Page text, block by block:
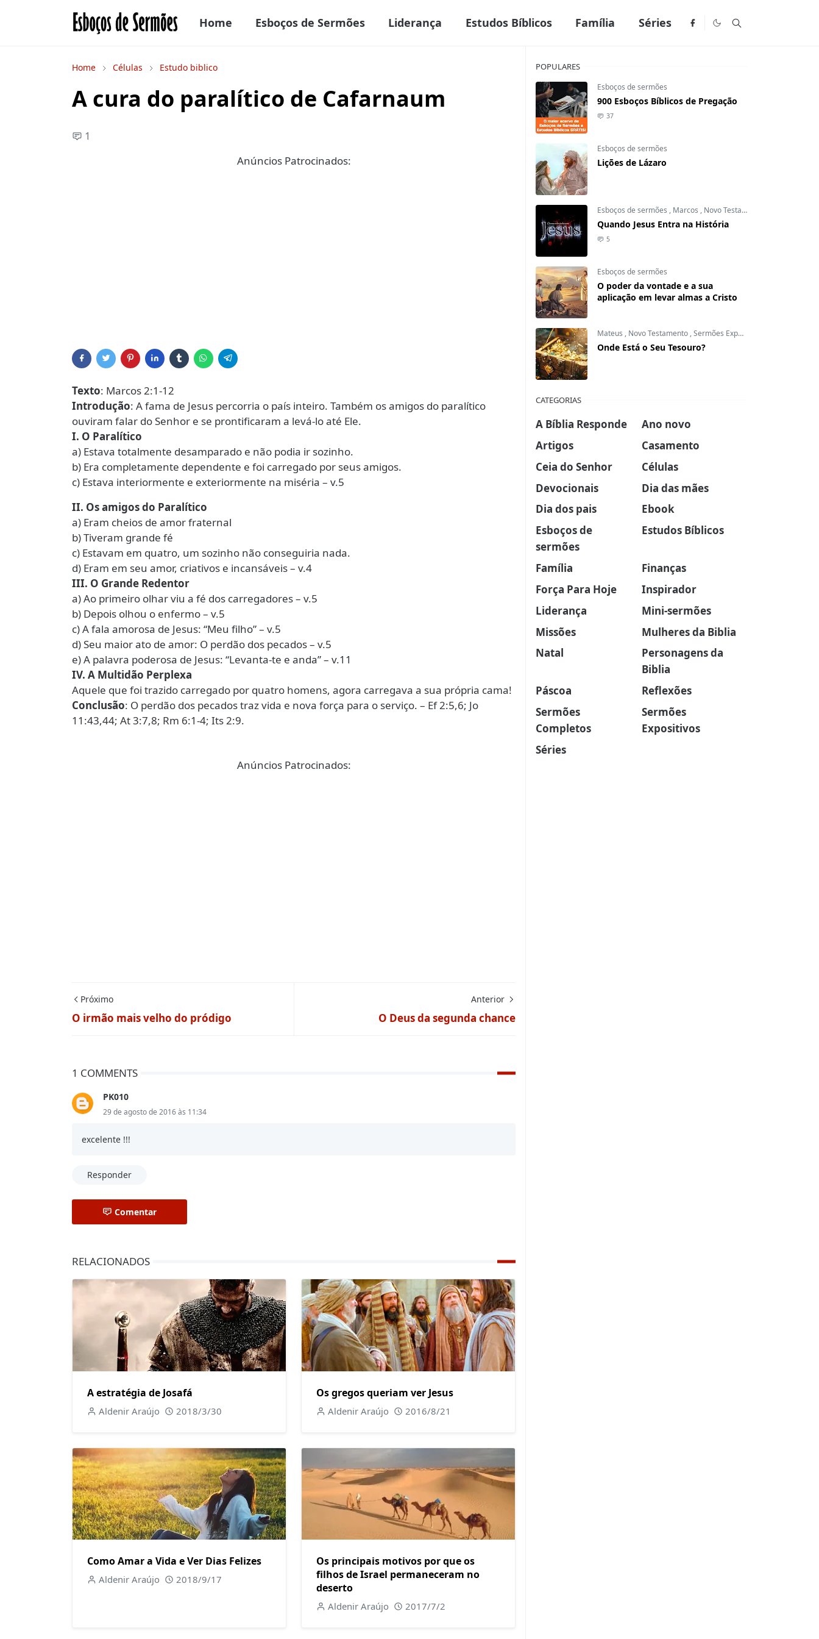
Home Esboços de Sermões Liderança Estudos Bíblicos Família Séries
Home Células Estudo biblico
A cura do paralítico de Cafarnaum
1
Anúncios Patrocinados:
Texto: Marcos 2:1-12
Introdução: A fama de Jesus percorria o país inteiro. Também os amigos do paralítico
ouviram falar do Senhor e se prontificaram a levá-lo até Ele.
I. O Paralítico
a) Estava totalmente desamparado e não podia ir sozinho.
b) Era completamente dependente e foi carregado por seus amigos.
c) Estava interiormente e exteriormente na miséria – v.5
II. Os amigos do Paralítico
a) Eram cheios de amor fraternal
b) Tiveram grande fé
c) Estavam em quatro, um sozinho não conseguiria nada.
d) Eram em seu amor, criativos e incansáveis – v.4
III. O Grande Redentor
a) Ao primeiro olhar viu a fé dos carregadores – v.5
b) Depois olhou o enfermo – v.5
c) A fala amorosa de Jesus: “Meu filho” – v.5
d) Seu maior ato de amor: O perdão dos pecados – v.5
e) A palavra poderosa de Jesus: “Levanta-te e anda” – v.11
IV. A Multidão Perplexa
Aquele que foi trazido carregado por quatro homens, agora carregava a sua própria cama!
Conclusão: O perdão dos pecados traz vida e nova força para o serviço. – Ef 2:5,6; Jo
11:43,44; At 3:7,8; Rm 6:1-4; Its 2:9.
Anúncios Patrocinados:
Próximo
O irmão mais velho do pródigo
Anterior
O Deus da segunda chance
1 COMMENTS
PK010
29 de agosto de 2016 às 11:34
excelente !!!
Responder
Comentar
RELACIONADOS
A estratégia de Josafá
Aldenir Araújo 2018/3/30
Os gregos queriam ver Jesus
Aldenir Araújo 2016/8/21
Como Amar a Vida e Ver Dias Felizes
Aldenir Araújo 2018/9/17
Os principais motivos por que os
filhos de Israel permaneceram no
deserto
Aldenir Araújo 2017/7/2
POPULARES
Esboços de sermões
900 Esboços Bíblicos de Pregação
37
Esboços de sermões
Lições de Lázaro
Esboços de sermões , Marcos , Novo Testamento
Quando Jesus Entra na História
5
Esboços de sermões
O poder da vontade e a sua
aplicação em levar almas a Cristo
Mateus , Novo Testamento ,Sermões Expositivos
Onde Está o Seu Tesouro?
CATEGORIAS
A Bíblia Responde
Ano novo
Artigos
Casamento
Ceia do Senhor
Células
Devocionais
Dia das mães
Dia dos pais
Ebook
Esboços de
sermões
Estudos Bíblicos
Família
Finanças
Força Para Hoje
Inspirador
Liderança
Mini-sermões
Missões
Mulheres da Biblia
Natal
Personagens da
Biblia
Páscoa
Reflexões
Sermões
Completos
Sermões
Expositivos
Séries